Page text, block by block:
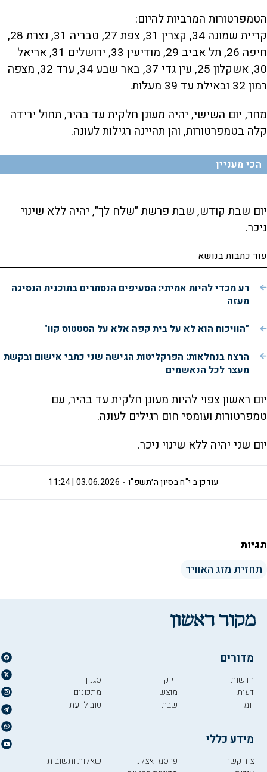
הטמפרטורות המרביות להיום:
קריית שמונה 34, קצרין 31, צפת 27, טבריה 31, נצרת 28,
חיפה 26, תל אביב 29, מודיעין 33, ירושלים 31, אריאל
30, אשקלון 25, עין גדי 37, באר שבע 34, ערד 32, מצפה
רמון 32 ובאילת עד 39 מעלות.
מחר, יום השישי, יהיה מעונן חלקית עד בהיר, תחול ירידה
קלה בטמפרטורות, והן תהיינה רגילות לעונה.
הכי מעניין
יום שבת קודש, שבת פרשת "שלח לך", יהיה ללא שינוי
ניכר.
עוד כתבות בנושא
רע מכדי להיות אמיתי: הסעיפים הנסתרים בתוכנית הנסיגה
מעזה
"הוויכוח הוא לא על בית קפה אלא על הסטטוס קוו"
הרצח בנחלאות: הפרקליטות הגישה שני כתבי אישום ובקשת
מעצר לכל הנאשמים
יום ראשון צפוי להיות מעונן חלקית עד בהיר, עם
טמפרטורות ועומסי חום רגילים לעונה.
יום שני יהיה ללא שינוי ניכר.
י"ח בסיון ה׳תשפ"ו 03.06.2026 | 11:24 עודכן ב
תגיות
תחזית מזג האוויר
מדורים
חדשות
דעות
יומן
דיוקן
מוצש
שבת
סגנון
מתכונים
טוב לדעת
מידע כללי
צור קשר
פרסמו אצלנו
שאלות ותשובות